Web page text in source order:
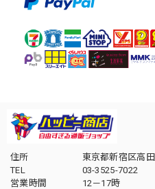
住所
東京都新宿区高
TEL
03-3525-7022
営業時間
12－17時